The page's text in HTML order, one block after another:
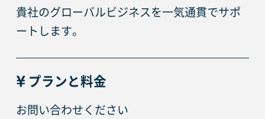
貴社のグローバルビジネスを一気通貫でサポ
ートします。
プランと料金
お問い合わせください